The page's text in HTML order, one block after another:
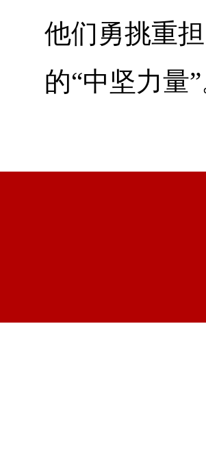
他们勇挑重
的“中坚力量